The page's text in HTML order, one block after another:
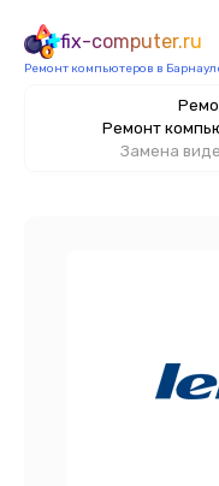
fix-computer.ru
Ремонт компьютеров в
Ремонт
Замена